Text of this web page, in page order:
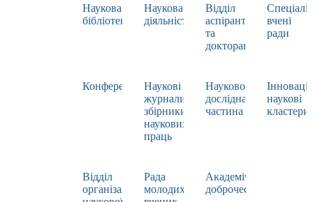
Наукова
бібліотека
Наукова
діяльність
Відділ
аспірантури
та
докторантури
вчені
ради
Конференції
Наукові
журнали,
збірники
наукових
праць
Науково-
дослідна
частина
наукові
кластери
Відділ
організації
Рада
молодих
Академічна
доброчесність